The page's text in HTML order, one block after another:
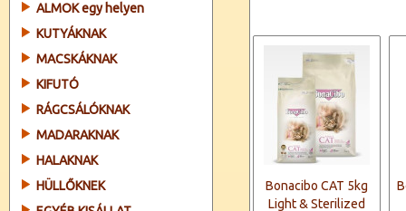
ALMOK egy helyen
KUTYÁKNAK
MACSKÁKNAK
KIFUTÓ
RÁGCSÁLÓKNAK
MADARAKNAK
HALAKNAK
HÜLLŐKNEK
Bonacibo CAT 5kg
Light & Sterilized